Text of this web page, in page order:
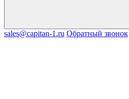
sales@capitan-1.ru Обратный звонок